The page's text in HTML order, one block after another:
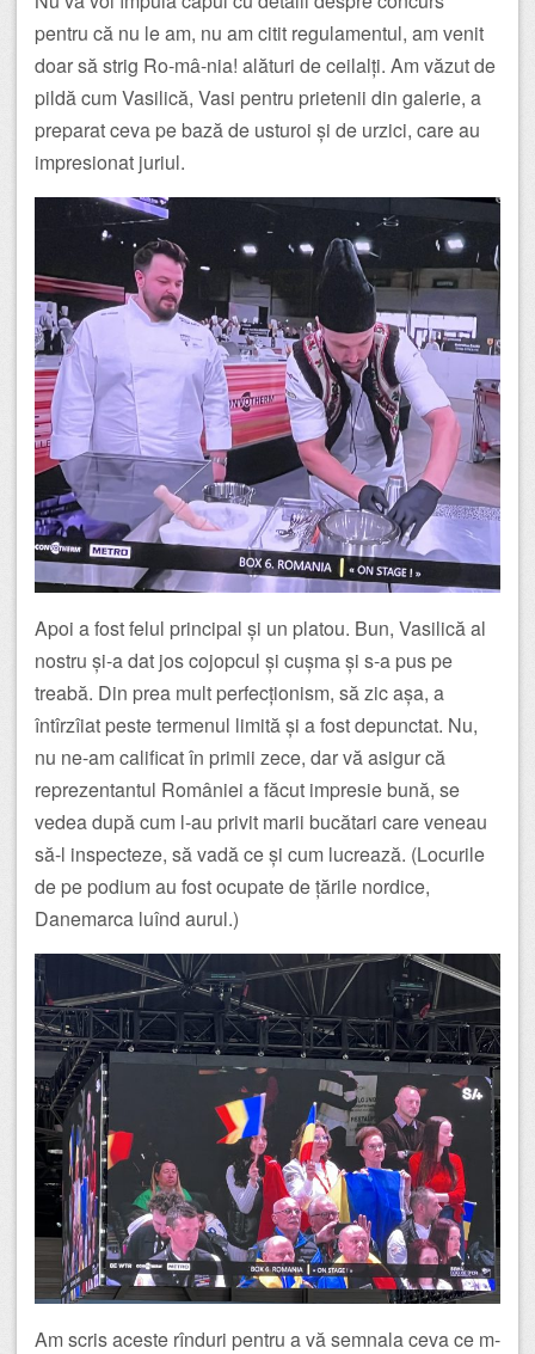
pentru că nu le am, nu am citit regulamentul, am venit
doar să strig Ro-mâ-nia! alături de ceilalți. Am văzut de
pildă cum Vasilică, Vasi pentru prietenii din galerie, a
preparat ceva pe bază de usturoi și de urzici, care au
impresionat juriul.
Apoi a fost felul principal și un platou. Bun, Vasilică al
nostru și-a dat jos cojopcul și cușma și s-a pus pe
treabă. Din prea mult perfecționism, să zic așa, a
întîrzîiat peste termenul limită și a fost depunctat. Nu,
nu ne-am calificat în primii zece, dar vă asigur că
reprezentantul României a făcut impresie bună, se
vedea după cum l-au privit marii bucătari care veneau
să-l inspecteze, să vadă ce și cum lucrează. (Locurile
de pe podium au fost ocupate de țările nordice,
Danemarca luînd aurul.)
Am scris aceste rînduri pentru a vă semnala ceva ce m-